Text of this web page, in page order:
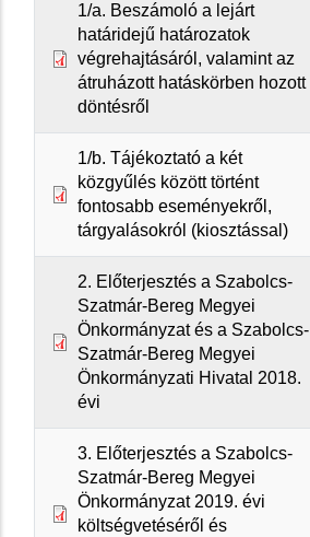
1/a. Beszámoló a lejárt
határidejű határozatok
végrehajtásáról, valamint az
átruházott hatáskörben hozott
döntésről
1/b. Tájékoztató a két
közgyűlés között történt
fontosabb eseményekről,
tárgyalásokról (kiosztással)
2. Előterjesztés a Szabolcs-
Szatmár-Bereg Megyei
Önkormányzat és a Szabolcs-
Szatmár-Bereg Megyei
Önkormányzati Hivatal 2018.
évi
3. Előterjesztés a Szabolcs-
Szatmár-Bereg Megyei
Önkormányzat 2019. évi
költségvetéséről és